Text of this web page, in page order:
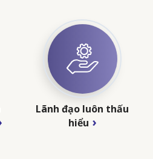
Lãnh đạo luôn thấu
hiểu